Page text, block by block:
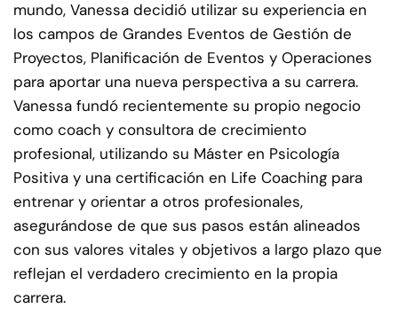
mundo, Vanessa decidió utilizar su experiencia en
los campos de Grandes Eventos de Gestión de
Proyectos, Planificación de Eventos y Operaciones
para aportar una nueva perspectiva a su carrera.
Vanessa fundó recientemente su propio negocio
como coach y consultora de crecimiento
profesional, utilizando su Máster en Psicología
Positiva y una certificación en Life Coaching para
entrenar y orientar a otros profesionales,
asegurándose de que sus pasos están alineados
con sus valores vitales y objetivos a largo plazo que
reflejan el verdadero crecimiento en la propia
carrera.